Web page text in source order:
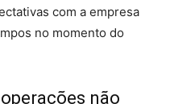
com a empresa
no momento do
não